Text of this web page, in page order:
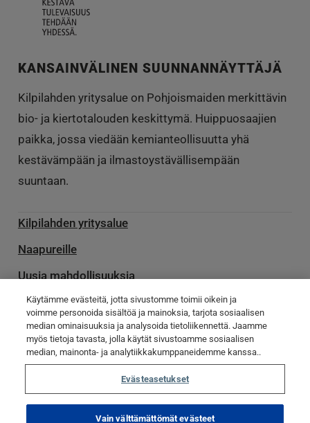
KANSAINVÄLINEN SUUNNANNÄYTTÄJÄ
Kilpilahden yritysalue on Pohjoismaiden merkittävin
bio- ja kiertotalouden keskittymä. Huippuosaajien
paikka, jossa viedään kemianteollisuutta yhä
kestävämpään ja ilmastoystävällisempään
suuntaan.
Kilpilahden yritysalue
Naapureille
Uusia mahdollisuuksia
Palvelu­toimittajille
Ota yhteyttä
Poikkeamatiedotteet
© Kilpilahti 2023 Tietosuojaseloste Evästekäytännöt
Käytämme evästeitä, jotta sivustomme toimii oikein ja
voimme personoida sisältöä ja mainoksia, tarjota sosiaalisen
median ominaisuuksia ja analysoida tietoliikennettä. Jaamme
myös tietoja tavasta, jolla käytät sivustoamme sosiaalisen
median, mainonta- ja analytiikkakumppaneidemme kanssa..
Evästeasetukset
Vain välttämättömät evästeet